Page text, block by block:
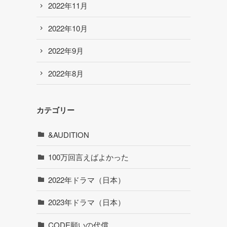
2022年11月
2022年10月
2022年9月
2022年8月
カテゴリー
&AUDITION
100万回言えばよかった
2022年ドラマ（日本）
2023年ドラマ（日本）
CODE願いの代償